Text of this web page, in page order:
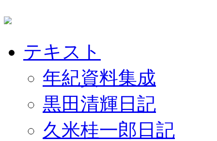
テキスト
年紀資料集成
黒田清輝日記
久米桂一郎日記